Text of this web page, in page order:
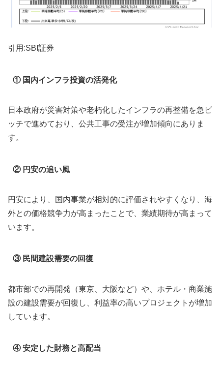
引用:SBI証券
① 国内インフラ投資の活発化
日本政府が災害対策や老朽化したインフラの再整備を急ピ
ッチで進めており、公共工事の受注が増加傾向にありま
す。
② 円安の追い風
円安により、国内事業が相対的に評価されやすくなり、海
外との価格競争力が高まったことで、業績期待が高まって
います。
③ 民間建設需要の回復
都市部での再開発（東京、大阪など）や、ホテル・商業施
設の建設需要が回復し、利益率の高いプロジェクトが増加
しています。
④ 安定した財務と高配当